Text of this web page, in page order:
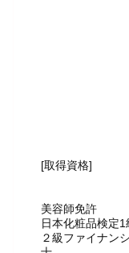
[取得資格]
美容師免許
日本化粧品検定1
２級ファイナン